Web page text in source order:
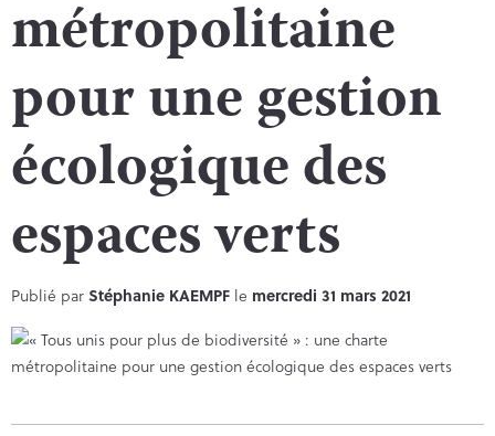
métropolitaine
pour une gestion
écologique des
espaces verts
Publié parStéphanie KAEMPF le mercredi 31 mars 2021